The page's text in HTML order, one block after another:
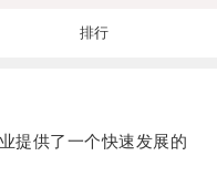
排行
供了一个快速发展的